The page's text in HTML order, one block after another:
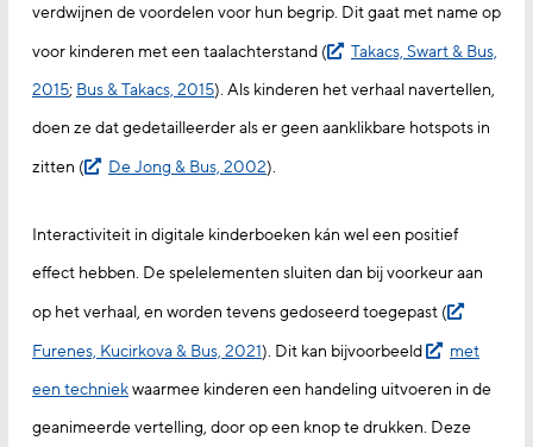
verdwijnen de voordelen voor hun begrip. Dit gaat met name op
voor kinderen met een taalachterstand (
Takacs, Swart & Bus,
2015; Bus & Takacs, 2015). Als kinderen het verhaal navertellen,
doen ze dat gedetailleerder als er geen aanklikbare hotspots in
zitten (
De Jong & Bus, 2002).
Interactiviteit in digitale kinderboeken kán wel een positief
effect hebben. De spelelementen sluiten dan bij voorkeur aan
op het verhaal, en worden tevens gedoseerd toegepast (
Furenes, Kucirkova & Bus, 2021). Dit kan bijvoorbeeld
met
een techniekwaarmee kinderen een handeling uitvoeren in de
geanimeerde vertelling, door op een knop te drukken. Deze